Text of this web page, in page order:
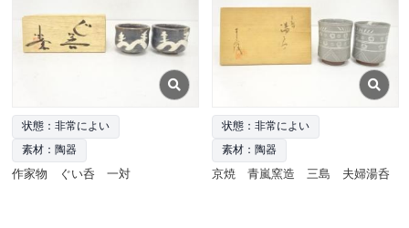
状態：非常によい
素材：陶器
作家物 ぐい呑 一対
状態：非常によい
素材：陶器
京焼 青嵐窯造 三島 夫婦湯呑